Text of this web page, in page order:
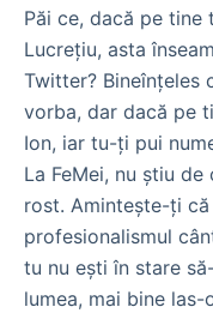
Păi ce, dacă pe tine
Lucreţiu, asta
Twitter? Bineînţeles
vorba, dar dacă pe
Ion, iar tu-ţi pui
La FeMei, nu ştiu
rost. Aminteşte-ţi
profesionalismul
tu nu eşti în stare
lumea, mai bine las-